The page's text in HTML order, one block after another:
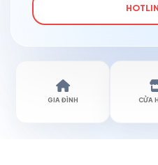
GIA ĐÌNH CỬA